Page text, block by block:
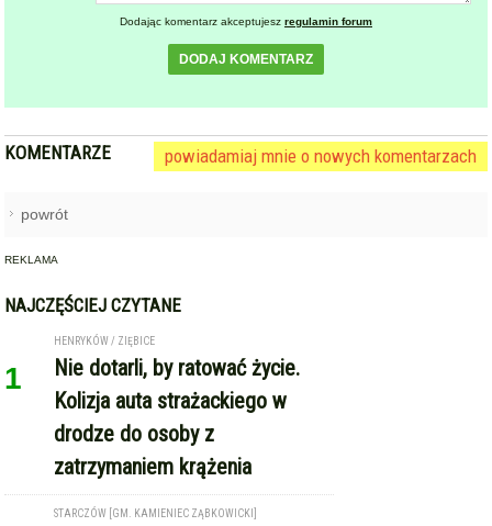
Dodając komentarz akceptujesz regulamin forum
DODAJ KOMENTARZ
KOMENTARZE powiadamiaj mnie o nowych komentarzach
powrót
REKLAMA
NAJCZĘŚCIEJ CZYTANE
1
HENRYKÓW / ZIĘBICE
Nie dotarli, by ratować życie.
Kolizja auta strażackiego w
drodze do osoby z
zatrzymaniem krążenia
STARCZÓW [GM. KAMIENIEC ZĄBKOWICKI]